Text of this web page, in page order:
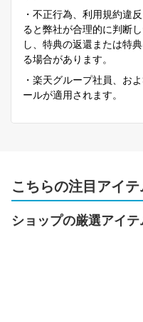
・不正行為、利用規約違
ると弊社が合理的に判断
し、特典の返還または特
る場合があります。
・楽天グループ社員、お
ールが適用されます。
こちらの注目アイテ
ショップの厳選アイテ